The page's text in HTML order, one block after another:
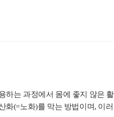
는 과정에서 몸에 좋지 않은
화(=노화)를 막는 방법이며, 이